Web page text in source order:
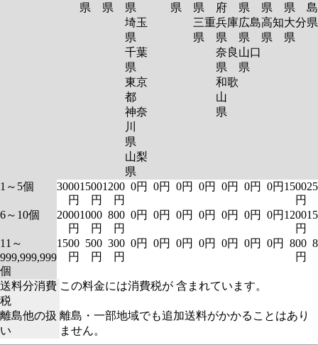
県 県 県
埼玉
県
千葉
県
東京
都
神奈
川
県
山梨
県
県 県
三重
県
府
兵庫
県
奈良
県
和歌
山
県
県
広島
県
山口
県
県
高知
県
県
大分
県
島
1～5個
3000
円
1500
円
1200
円
0円 0円 0円 0円 0円 0円 0円 1500
円
6～10個
2000
円
1000
円
800
円
0円 0円 0円 0円 0円 0円 0円 1200
円
11～
999,999,999
個
1500
円
500
円
300
円
0円 0円 0円 0円 0円 0円 0円
800
円
送料分消費
税
この料金には消費税が 含まれています。
離島他の扱
い
離島・一部地域でも追加送料がかかることはあり
ません。